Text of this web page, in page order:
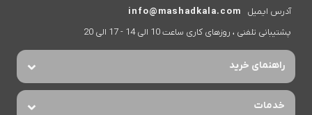
آدرس ایمیل
info@mashadkala.com
پشتیبانی تلفنی ، روزهای کاری ساعت 10 الی 14 - 17 الی 20
راهنمای خرید
خدمات